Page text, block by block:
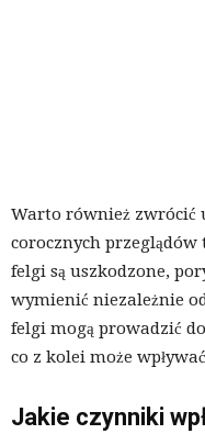
Warto również zwrócić
corocznych przeglądów
felgi są uszkodzone,
wymienić niezależnie
felgi mogą prowadzić
co z kolei może
Jakie czynniki